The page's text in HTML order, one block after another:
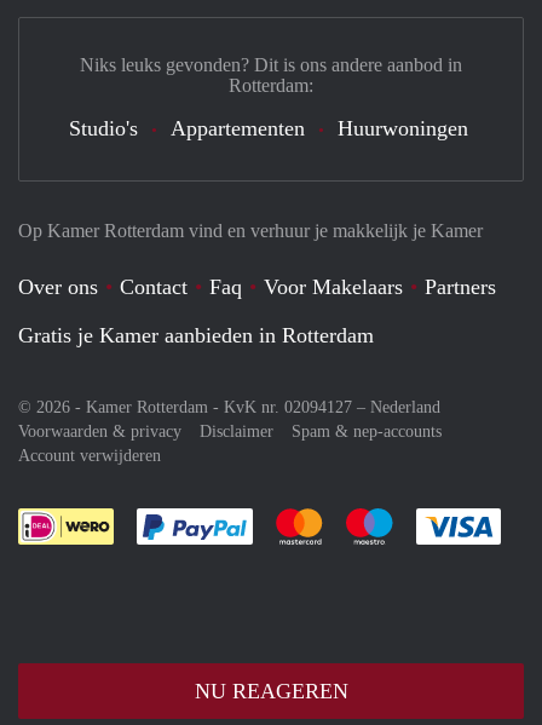
NU REAGEREN
Op Kamer Rotterdam vind en verhuur je makkelijk je Kamer
Over ons Contact Faq Voor Makelaars
Partners
Gratis je Kamer aanbieden in Rotterdam
© 2026 - Kamer Rotterdam - KvK nr. 02094127 – Nederland
Voorwaarden & privacy
Disclaimer
Spam & nep-accounts
Account verwijderen
Je rekent gemakkelijk af met Paypal
Je rekent gemakkelijk af met
Je rekent
Niks leuks gevonden? Dit is ons andere aanbod in
Rotterdam:
Studio's Appartementen Huurwoningen